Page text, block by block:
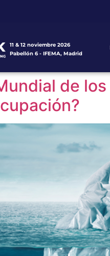
11 & 12 noviembre 2026
Pabellón 6 - IFEMA, Madrid
de